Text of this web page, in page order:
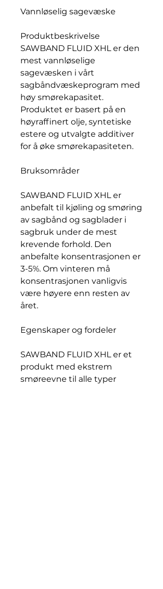
Vannløselig sagevæske
Produktbeskrivelse
SAWBAND FLUID XHL er den
mest vannløselige
sagevæsken i vårt
sagbåndvæskeprogram med
høy smørekapasitet.
Produktet er basert på en
høyraffinert olje, syntetiske
estere og utvalgte additiver
for å øke smørekapasiteten.
Bruksområder
SAWBAND FLUID XHL er
anbefalt til kjøling og smøring
av sagbånd og sagblader i
sagbruk under de mest
krevende forhold. Den
anbefalte konsentrasjonen er
3-5%. Om vinteren må
konsentrasjonen vanligvis
være høyere enn resten av
året.
Egenskaper og fordeler
SAWBAND FLUID XHL er et
produkt med ekstrem
smøreevne til alle typer